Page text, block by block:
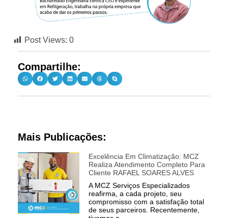
Post Views: 0
Compartilhe:
Mais Publicações:
Excelência Em Climatização: MCZ
Realiza Atendimento Completo Para
Cliente RAFAEL SOARES ALVES
A MCZ Serviços Especializados
reafirma, a cada projeto, seu
compromisso com a satisfação total
de seus parceiros. Recentemente,